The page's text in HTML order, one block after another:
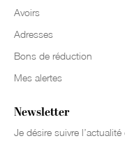
Avoirs
Adresses
Bons de réduction
Mes alertes
Newsletter
Je désire suivre